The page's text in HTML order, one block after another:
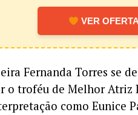
VER
Fernanda Torres se
o troféu de Melhor Atriz
como Eunice